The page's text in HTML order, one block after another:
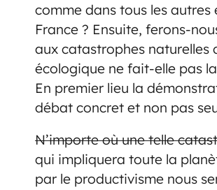
comme dans tous les
France ? Ensuite, ferons-
aux catastrophes
écologique ne fait-elle pas
En premier lieu la
débat concret et non pas
N’importe où une telle
qui impliquera toute la
par le productivisme nous